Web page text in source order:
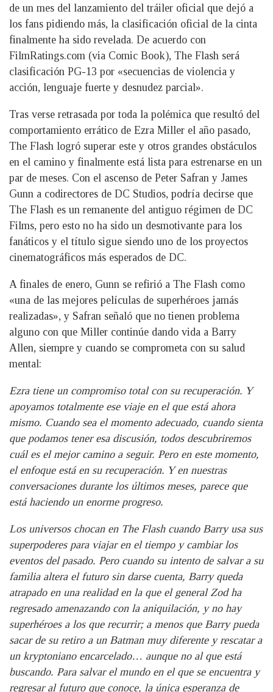
de un mes del lanzamiento del tráiler oficial que dejó a
los fans pidiendo más, la clasificación oficial de la cinta
finalmente ha sido revelada. De acuerdo con
FilmRatings.com (via Comic Book), The Flash será
clasificación PG-13 por «secuencias de violencia y
acción, lenguaje fuerte y desnudez parcial».
Tras verse retrasada por toda la polémica que resultó del
comportamiento errático de Ezra Miller el año pasado,
The Flash logró superar este y otros grandes obstáculos
en el camino y finalmente está lista para estrenarse en un
par de meses. Con el ascenso de Peter Safran y James
Gunn a codirectores de DC Studios, podría decirse que
The Flash es un remanente del antiguo régimen de DC
Films, pero esto no ha sido un desmotivante para los
fanáticos y el título sigue siendo uno de los proyectos
cinematográficos más esperados de DC.
A finales de enero, Gunn se refirió a The Flash como
«una de las mejores películas de superhéroes jamás
realizadas», y Safran señaló que no tienen problema
alguno con que Miller continúe dando vida a Barry
Allen, siempre y cuando se comprometa con su salud
mental:
Ezra tiene un compromiso total con su recuperación. Y
apoyamos totalmente ese viaje en el que está ahora
mismo. Cuando sea el momento adecuado, cuando sienta
que podamos tener esa discusión, todos descubriremos
cuál es el mejor camino a seguir. Pero en este momento,
el enfoque está en su recuperación. Y en nuestras
conversaciones durante los últimos meses, parece que
está haciendo un enorme progreso.
Los universos chocan en The Flash cuando Barry usa sus
superpoderes para viajar en el tiempo y cambiar los
eventos del pasado. Pero cuando su intento de salvar a su
familia altera el futuro sin darse cuenta, Barry queda
atrapado en una realidad en la que el general Zod ha
regresado amenazando con la aniquilación, y no hay
superhéroes a los que recurrir; a menos que Barry pueda
sacar de su retiro a un Batman muy diferente y rescatar a
un kryptoniano encarcelado… aunque no al que está
buscando. Para salvar el mundo en el que se encuentra y
regresar al futuro que conoce, la única esperanza de